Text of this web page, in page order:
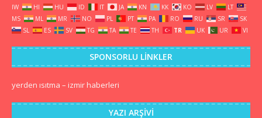
IW
HI HU ID IT JA KN KK KO LV
LT
MS
ML MR NO PL PT PA RO RU SR
SK
SL
ES SV TG TA TE TH TR UK UR VI
SPONSORLU LINKLER
yerden ısıtma – izmir haberleri
YAZI ARŞIVI